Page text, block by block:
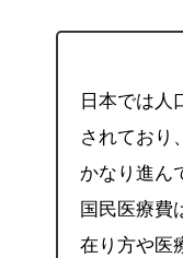
日本では人
されており
かなり進ん
国民医療費
在り方や医